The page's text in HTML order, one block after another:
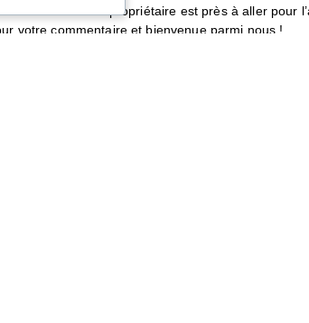
un bailleur ou un propriétaire est près à aller
votre commentaire et bienvenue parmi nous !